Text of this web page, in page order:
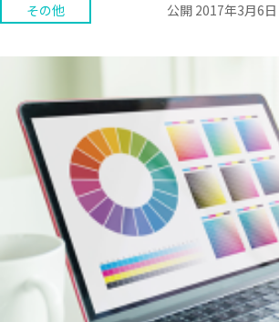
その他 公開 2017年3月6日